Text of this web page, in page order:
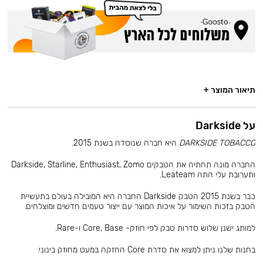
תיאור המוצר +
על Darkside
DARKSIDE TOBACCO היא חברה שנוסדה בשנת 2015.
החברה מונה תחתיה את הטבקים Darkside, Starline, Enthusiast, Zomo
ותערובת עלי התה Leateam.
כבר בשנת 2015 הטבק Darkside החברה היא המובילה בעולם בתעשיית
הטבק בזכות השימור על איכות המוצר עם ייצור טעמים חדשים ומוצלחים.
למותג ישנן שלוש סדרות טבק לפי חוזק- Core, Base ו-Rare.
בחנות שלנו ניתן למצוא את סדרת Core החזקה במעט מחוזק בינוני.